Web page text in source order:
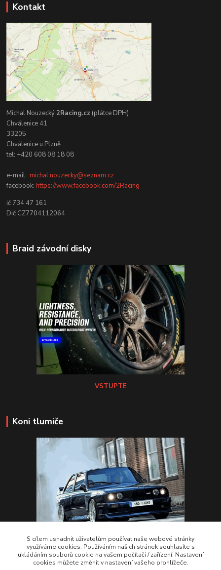
Kontakt
Michal Nouzecký2Racing.cz (plátce DPH)
Chválenice 41
33205
Chválenice u Plzně
tel: +420 608 08 18 08
e-mail:michal.nouzecky@seznam.cz
facebook:https://www.facebook.com/2Racing
ič 734 47 161
Dič CZ7704112064
Braid závodní disky
VSTUPTE
Koni tlumiče
VSTUPTE Koni tlumiče
S cílem usnadnit uživatelům používat naše webové stránky
využíváme cookies. Používáním našich stránek souhlasíte s
ukládáním souborů cookie na vašem počítači / zařízení. Nastavení
cookies můžete změnit v nastavení vašeho prohlížeče.